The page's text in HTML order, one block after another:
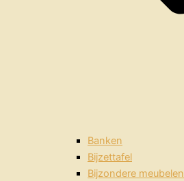
Banken
Bijzettafel
Bijzondere meubelen